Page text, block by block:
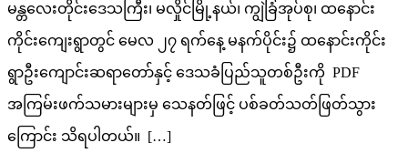
မန္တလေးတိုင်းဒေသကြီး၊ မလှိုင်မြို့နယ်၊ ကျွဲခြံအုပ်စု၊ ထနောင်း
ကိုင်းကျေးရွာတွင် မေလ ၂၇ ရက်နေ့ မနက်ပိုင်း၌ ထနောင်းကိုင်း
ရွာဦးကျောင်းဆရာတော်နှင့် ဒေသခံပြည်သူတစ်ဦးကို PDF
အကြမ်းဖက်သမားများမှ သေနတ်ဖြင့် ပစ်ခတ်သတ်ဖြတ်သွား
ကြောင်း သိရပါတယ်။ […]